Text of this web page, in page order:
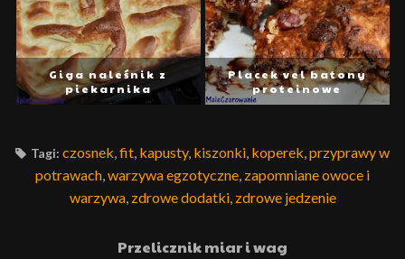
Giga naleśnik z
piekarnika
Placek vel batony
proteinowe
Tagi: czosnek,fit, kapusty, kiszonki, koperek,przyprawy w
potrawach,warzywa egzotyczne, zapomniane owoce i
warzywa, zdrowe dodatki, zdrowe jedzenie
Przelicznik miar i wag